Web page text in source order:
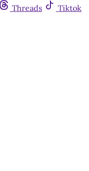
Threads
Tiktok